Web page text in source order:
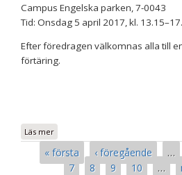
Campus Engelska parken, 7-0043
Tid: Onsdag 5 april 2017, kl.
Efter föredragen välkomnas alla till
förtäring.
Läs mer
Fridell
Sidor« första ‹ föregående …
7
8 9 10 …